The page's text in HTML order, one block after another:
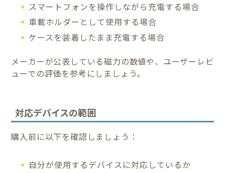
スマートフォンを操作しながら充電する場合
車載ホルダーとして使用する場合
ケースを装着したまま充電する場合
メーカーが公表している磁力の数値や、ユーザーレビ
ューでの評価を参考にしましょう。
対応デバイスの範囲
購入前に以下を確認しましょう：
自分が使用するデバイスに対応しているか